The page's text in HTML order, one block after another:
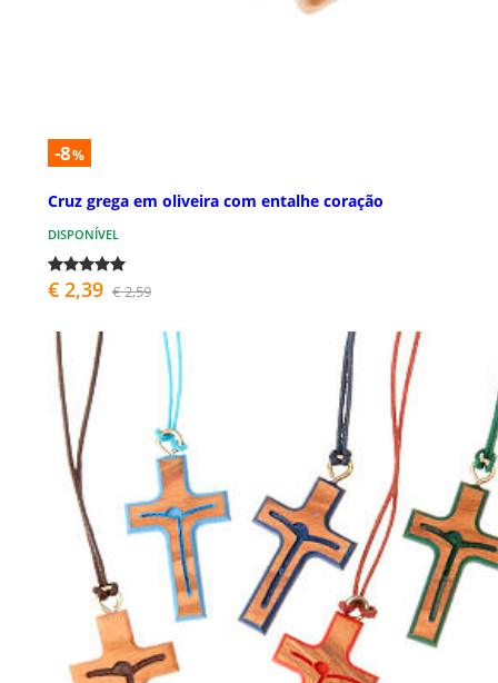
-8%
Cruz grega em oliveira com entalhe coração
DISPONÍVEL
€ 2,39 € 2,59